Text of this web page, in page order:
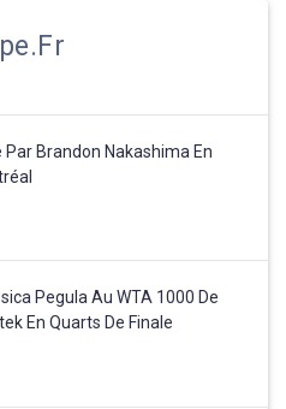
Brandon Nakashima En
Pegula Au WTA 1000 De
En Quarts De Finale